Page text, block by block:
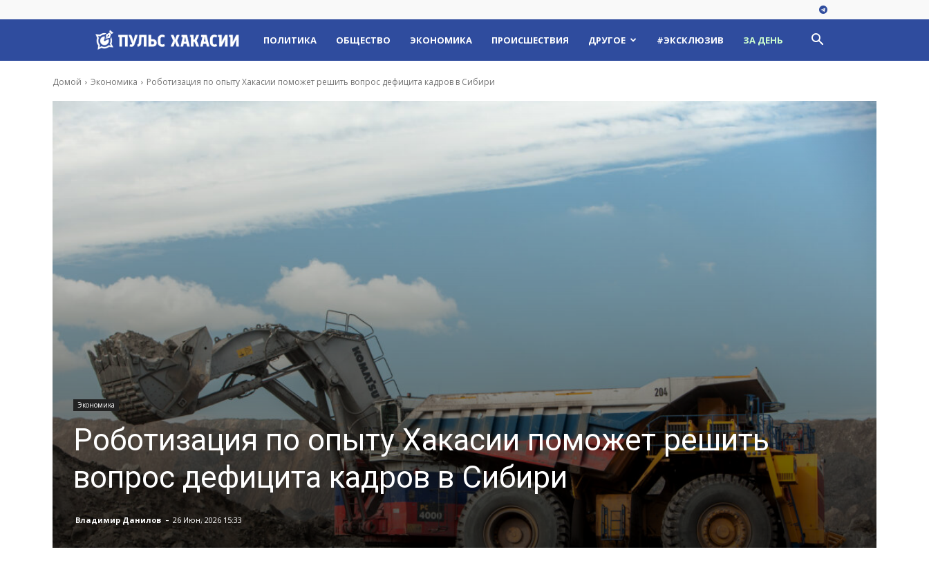
Пульс
Хакасии
ПОЛИТИКА ОБЩЕСТВО ЭКОНОМИКА ПРОИСШЕСТВИЯ ДРУГОЕ #ЭКСКЛЮЗИВ ЗА ДЕНЬ
Домой Экономика Роботизация по опыту Хакасии поможет решить вопрос дефицита кадров в Сибири
Экономика
Роботизация по опыту Хакасии поможет решить
вопрос дефицита кадров в Сибири
Владимир Данилов - 26 Июн, 2026 15:33